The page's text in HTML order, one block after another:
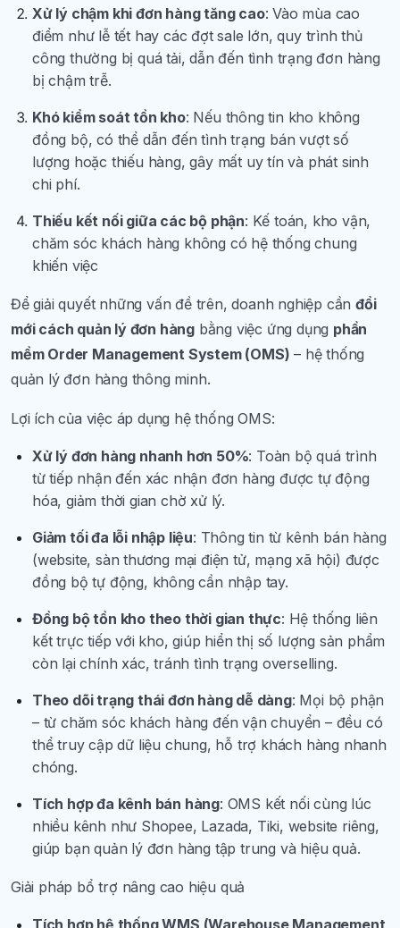
Xử lý chậm khi đơn hàng tăng cao: Vào mùa cao
điểm như lễ tết hay các đợt sale lớn, quy trình thủ
công thường bị quá tải, dẫn đến tình trạng đơn hàng
bị chậm trễ.
Khó kiểm soát tồn kho: Nếu thông tin kho không
đồng bộ, có thể dẫn đến tình trạng bán vượt số
lượng hoặc thiếu hàng, gây mất uy tín và phát sinh
chi phí.
Thiếu kết nối giữa các bộ phận: Kế toán, kho vận,
chăm sóc khách hàng không có hệ thống chung
khiến việc
Để giải quyết những vấn đề trên, doanh nghiệp cần đổi
mới cách quản lý đơn hàng bằng việc ứng dụng phần
mềm Order Management System (OMS) – hệ thống
quản lý đơn hàng thông minh.
Lợi ích của việc áp dụng hệ thống OMS:
Xử lý đơn hàng nhanh hơn 50%: Toàn bộ quá trình
từ tiếp nhận đến xác nhận đơn hàng được tự động
hóa, giảm thời gian chờ xử lý.
Giảm tối đa lỗi nhập liệu: Thông tin từ kênh bán hàng
(website, sàn thương mại điện tử, mạng xã hội) được
đồng bộ tự động, không cần nhập tay.
Đồng bộ tồn kho theo thời gian thực: Hệ thống liên
kết trực tiếp với kho, giúp hiển thị số lượng sản phẩm
còn lại chính xác, tránh tình trạng overselling.
Theo dõi trạng thái đơn hàng dễ dàng: Mọi bộ phận
– từ chăm sóc khách hàng đến vận chuyển – đều có
thể truy cập dữ liệu chung, hỗ trợ khách hàng nhanh
chóng.
Tích hợp đa kênh bán hàng: OMS kết nối cùng lúc
nhiều kênh như Shopee, Lazada, Tiki, website riêng,
giúp bạn quản lý đơn hàng tập trung và hiệu quả.
Giải pháp bổ trợ nâng cao hiệu quả